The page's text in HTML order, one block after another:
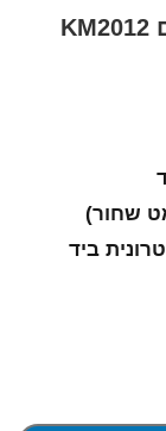
שחור)
ביד